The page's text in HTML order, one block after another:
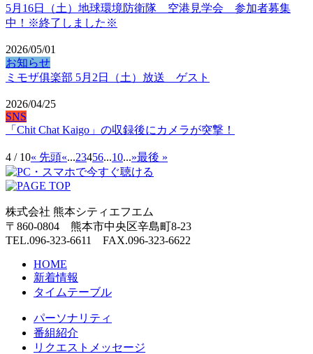
5月16日（土）地球環境防衛隊 空港見学会 参加者募集
中！※終了しました※
2026/05/01
お知らせ
ミモザ俱楽部 5月2日（土）放送 ゲスト
2026/04/25
SNS
「Chit Chat Kaigo」の収録後にカメラが突撃！
4 / 10« 先頭«...23456...10...»最後 »
株式会社 熊本シティエフエム
〒860-0804 熊本市中央区辛島町8-23
TEL.096-323-6611 FAX.096-323-6622
HOME
新着情報
タイムテーブル
パーソナリティ
番組紹介
リクエストメッセージ